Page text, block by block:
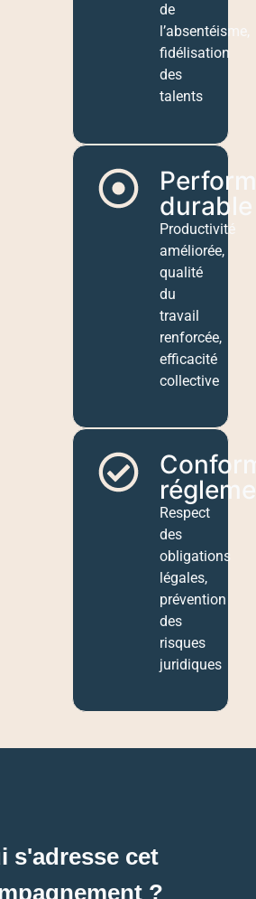
de
l’absentéisme,
fidélisation
des
talents
durable
Productivité
améliorée,
qualité
du
travail
renforcée,
efficacité
collective
Respect
des
obligations
légales,
prévention
des
risques
juridiques
s'adresse cet
?